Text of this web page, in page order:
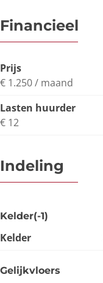
Financieel
Prijs
€ 1.250 / maand
Lasten huurder
€ 12
Indeling
Kelder(-1)
Kelder
Gelijkvloers